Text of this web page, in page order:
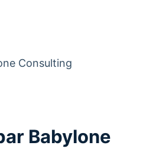
Consulting
Babylone